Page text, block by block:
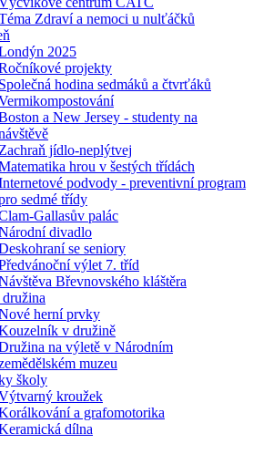
Zdraví a nemoci u nulťáčků
2025
projekty
Společná hodina sedmáků a čtvrťáků
a New Jersey - studenty na
Zachraň jídlo-neplýtvej
hrou v šestých třídách
podvody - preventivní program
sedmé třídy
Gallasův palác
divadlo
se seniory
výlet 7. tříd
Břevnovského kláštěra
herní prvky
v družině
na výletě v Národním
muzeu
školy
kroužek
a grafomotorika
dílna